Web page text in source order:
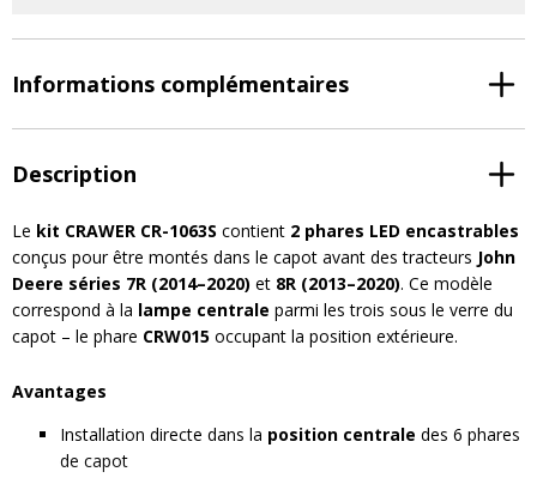
Informations complémentaires
Description
Le kit CRAWER CR-1063S contient 2 phares LED encastrables
conçus pour être montés dans le capot avant des tracteurs John
Deere séries 7R (2014–2020) et 8R (2013–2020). Ce modèle
correspond à la lampe centrale parmi les trois sous le verre du
capot – le phare CRW015 occupant la position extérieure.
Avantages
Installation directe dans la position centrale des 6 phares
de capot